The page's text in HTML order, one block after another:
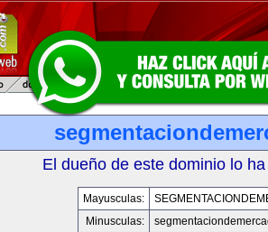
El dueño de este dominio lo
Mayusculas:
Minusculas: